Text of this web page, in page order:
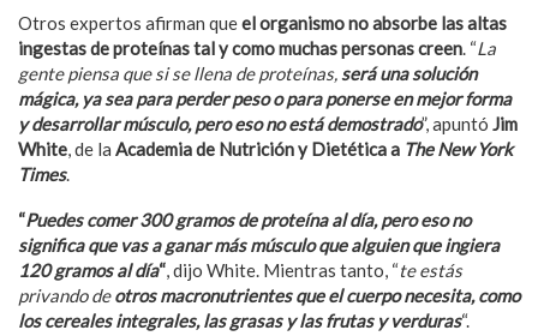
Otros expertos afirman queel organismo no absorbe las altas
ingestas de proteínas tal y como muchas personas creen. “La
gente piensa que si se llena de proteínas,será una solución
mágica, ya sea para perder peso o para ponerse en mejor forma
y desarrollar músculo, pero eso no está demostrado”, apuntó Jim
White, de la Academia de Nutrición y Dietética a The New York
Times.
“Puedes comer 300 gramos de proteína al día, pero eso no
significa que vas a ganar más músculo que alguien que ingiera
120 gramos al día“, dijo White. Mientras tanto, “te estás
privando deotros macronutrientes que el cuerpo necesita, como
los cereales integrales, las grasas y las frutas y verduras“.